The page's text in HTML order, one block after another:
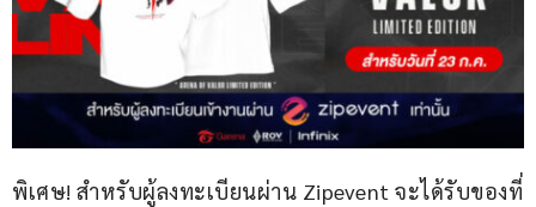
พิเศษ! สำหรับผู้ลงทะเบียนผ่าน Zipevent จะได้รับของที่